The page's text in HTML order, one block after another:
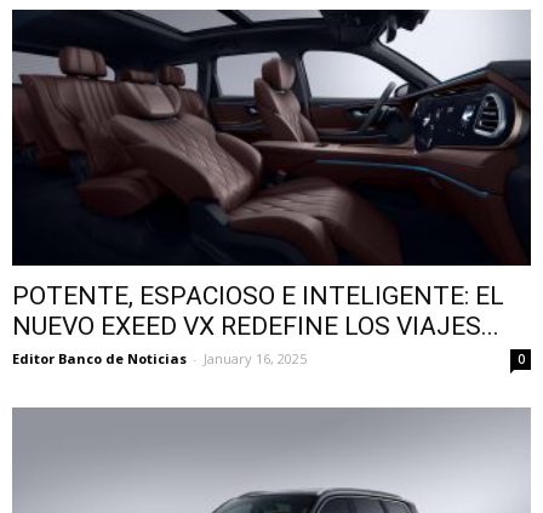
POTENTE, ESPACIOSO E INTELIGENTE: EL
NUEVO EXEED VX REDEFINE LOS VIAJES...
Editor Banco de Noticias - January 16, 2025 0